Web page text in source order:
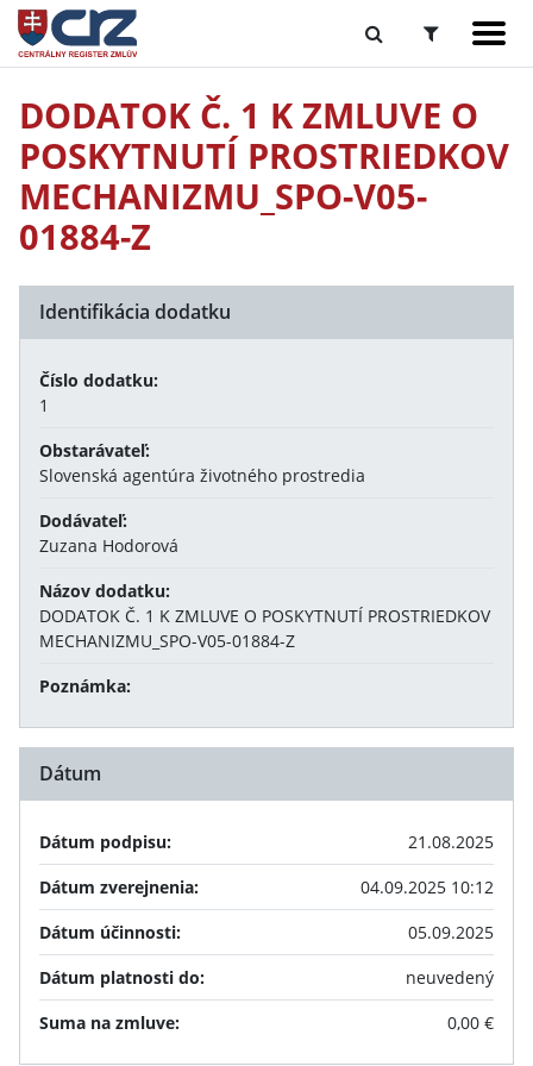
DODATOK Č. 1 K ZMLUVE O
POSKYTNUTÍ PROSTRIEDKOV
MECHANIZMU_SPO-V05-
01884-Z
Identifikácia dodatku
Číslo dodatku:
1
Obstarávateľ:
Slovenská agentúra životného prostredia
Dodávateľ:
Zuzana Hodorová
Názov dodatku:
DODATOK Č. 1 K ZMLUVE O POSKYTNUTÍ PROSTRIEDKOV
MECHANIZMU_SPO-V05-01884-Z
Poznámka:
Dátum
Dátum podpisu:
21.08.2025
Dátum zverejnenia:
04.09.2025 10:12
Dátum účinnosti:
05.09.2025
Dátum platnosti do:
neuvedený
Suma na zmluve:
0,00 €